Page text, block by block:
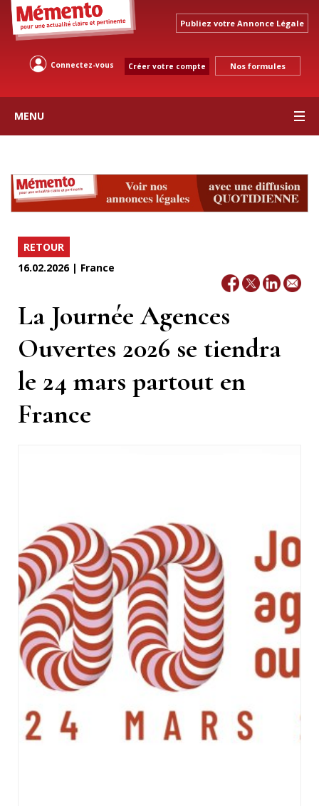
Publiez votre Annonce Légale
Connectez-vous Créer votre compte Nos formules
MENU
RETOUR
16.02.2026 | France
La Journée Agences
Ouvertes 2026 se tiendra
le 24 mars partout en
France